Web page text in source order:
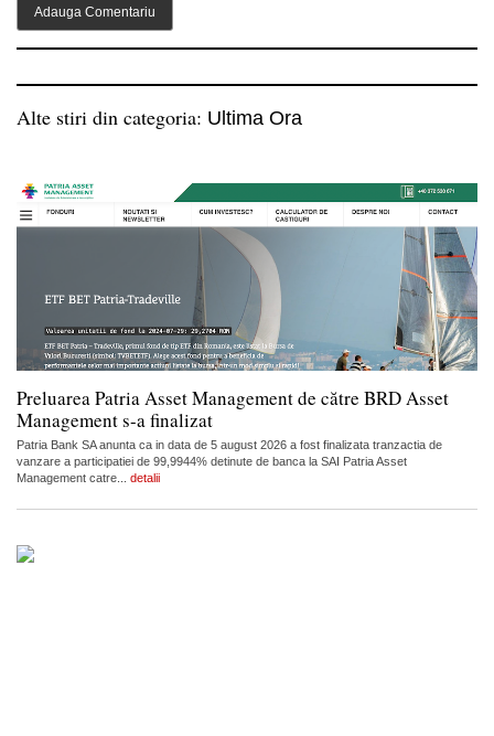
Alte stiri din categoria: Ultima Ora
Preluarea Patria Asset Management de către BRD Asset
Management s-a finalizat
Patria Bank SA anunta ca in data de 5 august 2026 a fost finalizata tranzactia de
vanzare a participatiei de 99,9944% detinute de banca la SAI Patria Asset
Management catre... detalii